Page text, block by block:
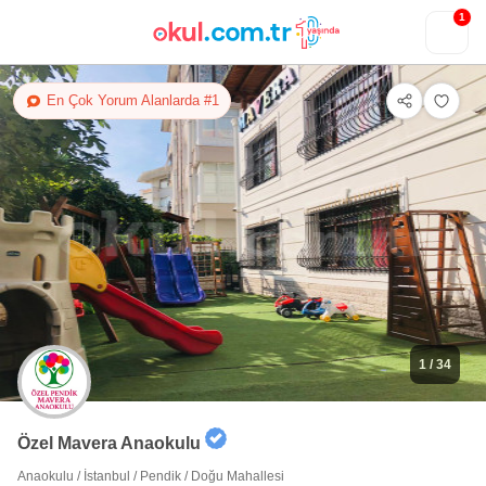
1
En Çok Yorum Alanlarda #1
1 / 34
Özel Mavera Anaokulu
Anaokulu / İstanbul / Pendik / Doğu Mahallesi